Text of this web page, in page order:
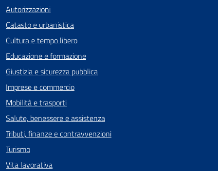
Autorizzazioni
Catasto e urbanistica
Cultura e tempo libero
Educazione e formazione
Giustizia e sicurezza pubblica
Imprese e commercio
Mobilità e trasporti
Salute, benessere e assistenza
Tributi, finanze e contravvenzioni
Turismo
Vita lavorativa